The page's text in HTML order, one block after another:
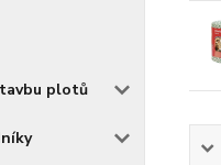
plotů